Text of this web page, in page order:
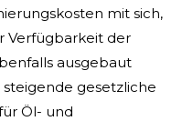
mit sich,
Verfügbarkeit der
ausgebaut
gesetzliche
Öl- und